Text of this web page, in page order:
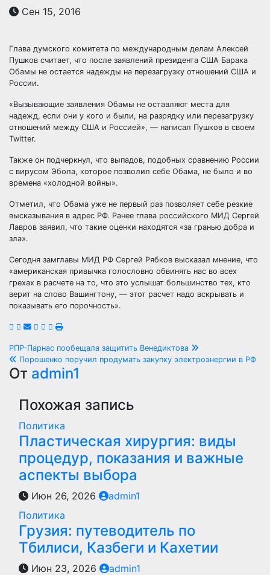
Сен 15, 2016
Глава думского комитета по международным делам Алексей
Пушков считает, что после заявлений президента США Барака
Обамы не остается надежды на перезагрузку отношений США и
России.
«Вызывающие заявления Обамы не оставляют места для
надежд, если они у кого и были, на разрядку или перезагрузку
отношений между США и Россией», — написал Пушков в своем
Twitter.
Также он подчеркнул, что выпадов, подобных сравнению России
с вирусом Эбола, которое позволил себе Обама, не было и во
времена «холодной войны».
Отметил, что Обама уже не первый раз позволяет себе резкие
высказывания в адрес РФ. Ранее глава российского МИД Сергей
Лавров заявил, что такие оценки находятся «за гранью добра и
зла».
Сегодня замглавы МИД РФ Сергей Рябков высказал мнение, что
«американская привычка голословно обвинять нас во всех
грехах в расчете на то, что это услышат большинство тех, кто
верит на слово Вашингтону, — этот расчет надо вскрывать и
показывать его порочность».
Навигация
по
записям
РПР-Парнас пообещала защитить Венедиктова
Порошенко поручил продумать закупку электроэнергии в РФ
От admin1
Похожая запись
Политика
Пластическая хирургия: виды
процедур, показания и важные
аспекты выбора
Июн 26, 2026
admin1
Политика
Грузия: путеводитель по
Тбилиси, Казбеги и Кахетии
Июн 23, 2026
admin1